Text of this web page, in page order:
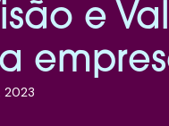
e
2023